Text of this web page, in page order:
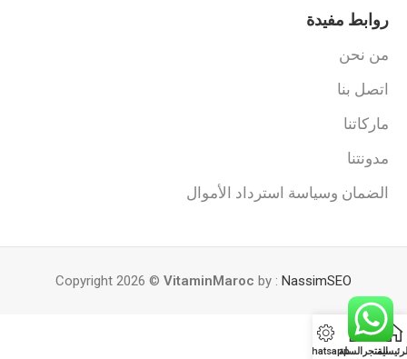
روابط مفيدة
من نحن
اتصل بنا
ماركاتنا
مدونتنا
الضمان وسياسة استرداد الأموال
Copyright 2026 © VitaminMaroc by : NassimSEO
المتجر السلةWhatsapp